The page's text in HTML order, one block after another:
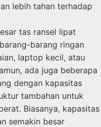
lebih tahan terhadap
tas ransel lipat
barang ringan
laptop kecil, atau
ada juga beberapa
dengan kapasitas
tambahan untuk
Biasanya, kapasitas
semakin besar